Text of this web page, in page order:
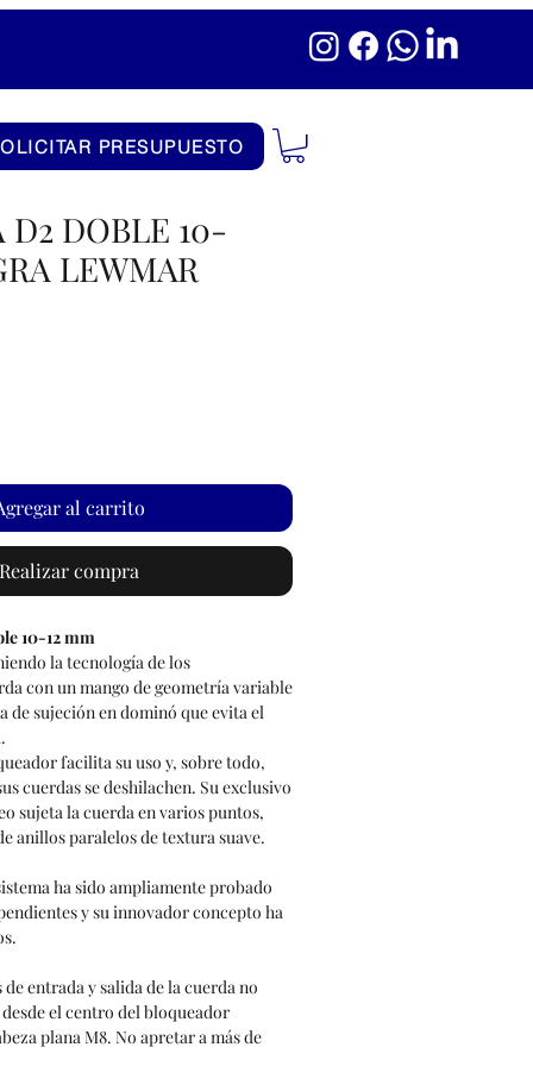
PRESUPUESTO
D2 DOBLE 10-
LEWMAR
al carrito
Realizar compra
10-12 mm
la tecnología de los
con un mango de geometría variable
de sujeción en dominó que evita el
facilita su uso y, sobre todo,
cuerdas se deshilachen. Su exclusivo
sujeta la cuerda en varios puntos,
anillos paralelos de textura suave.
ha sido ampliamente probado
y su innovador concepto ha
de entrada y salida de la cuerda no
desde el centro del bloqueador
plana M8. No apretar a más de